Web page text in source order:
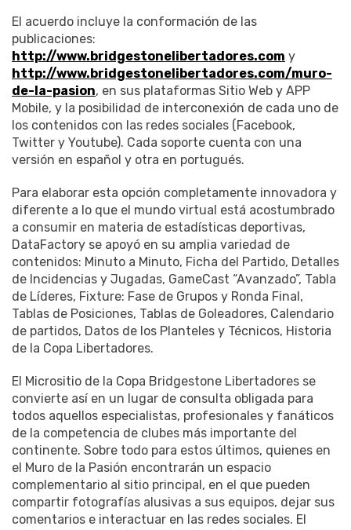
El acuerdo incluye la conformación de las
publicaciones:
http://www.bridgestonelibertadores.com y
http://www.bridgestonelibertadores.com/muro-
de-la-pasion, en sus plataformas Sitio Web y APP
Mobile, y la posibilidad de interconexión de cada uno de
los contenidos con las redes sociales (Facebook,
Twitter y Youtube). Cada soporte cuenta con una
versión en español y otra en portugués.
Para elaborar esta opción completamente innovadora y
diferente a lo que el mundo virtual está acostumbrado
a consumir en materia de estadísticas deportivas,
DataFactory se apoyó en su amplia variedad de
contenidos: Minuto a Minuto, Ficha del Partido, Detalles
de Incidencias y Jugadas, GameCast “Avanzado”, Tabla
de Líderes, Fixture: Fase de Grupos y Ronda Final,
Tablas de Posiciones, Tablas de Goleadores, Calendario
de partidos, Datos de los Planteles y Técnicos, Historia
de la Copa Libertadores.
El Micrositio de la Copa Bridgestone Libertadores se
convierte así en un lugar de consulta obligada para
todos aquellos especialistas, profesionales y fanáticos
de la competencia de clubes más importante del
continente. Sobre todo para estos últimos, quienes en
el Muro de la Pasión encontrarán un espacio
complementario al sitio principal, en el que pueden
compartir fotografías alusivas a sus equipos, dejar sus
comentarios e interactuar en las redes sociales. El